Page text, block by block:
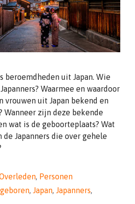
beroemdheden uit Japan. Wie
Waarmee en waardoor
vrouwen uit Japan bekend en
Wanneer zijn deze bekende
wat is de geboorteplaats? Wat
de Japanners die over gehele
, Personen
geboren, Japan, Japanners,